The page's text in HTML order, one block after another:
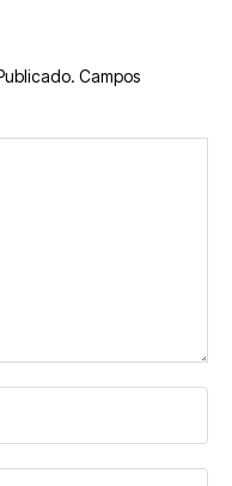
Campos